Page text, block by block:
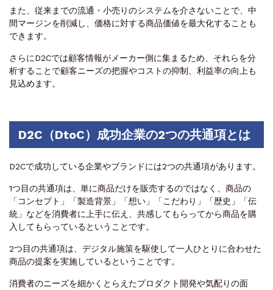
また、従来までの流通・小売りのシステムを介さないことで、中
間マージンを削減し、価格に対する商品価値を最大化することも
できます。
さらにD2Cでは顧客情報がメーカー側に集まるため、それらを分
析することで顧客ニーズの把握やコストの抑制、利益率の向上も
見込めます。
D2C（DtoC）成功企業の2つの共通項とは
D2Cで成功している企業やブランドには2つの共通項があります。
1つ目の共通項は、単に商品だけを販売するのではなく、商品の
「コンセプト」「製造背景」「想い」「こだわり」「歴史」「伝
統」などを消費者に上手に伝え、共感してもらってから商品を購
入してもらっているということです。
2つ目の共通項は、デジタル施策を駆使して一人ひとりに合わせた
商品の提案を実施しているということです。
消費者のニーズを細かくとらえたプロダクト開発や気配りの面